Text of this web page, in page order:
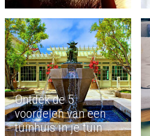
Ontdek de 5
voordelen van een
tuinhuis in je tuin